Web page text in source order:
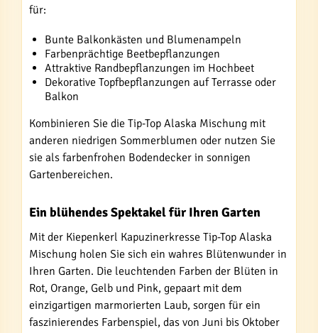
für:
Bunte Balkonkästen und Blumenampeln
Farbenprächtige Beetbepflanzungen
Attraktive Randbepflanzungen im Hochbeet
Dekorative Topfbepflanzungen auf Terrasse oder
Balkon
Kombinieren Sie die Tip-Top Alaska Mischung mit
anderen niedrigen Sommerblumen oder nutzen Sie
sie als farbenfrohen Bodendecker in sonnigen
Gartenbereichen.
Ein blühendes Spektakel für Ihren Garten
Mit der Kiepenkerl Kapuzinerkresse Tip-Top Alaska
Mischung holen Sie sich ein wahres Blütenwunder in
Ihren Garten. Die leuchtenden Farben der Blüten in
Rot, Orange, Gelb und Pink, gepaart mit dem
einzigartigen marmorierten Laub, sorgen für ein
faszinierendes Farbenspiel, das von Juni bis Oktober